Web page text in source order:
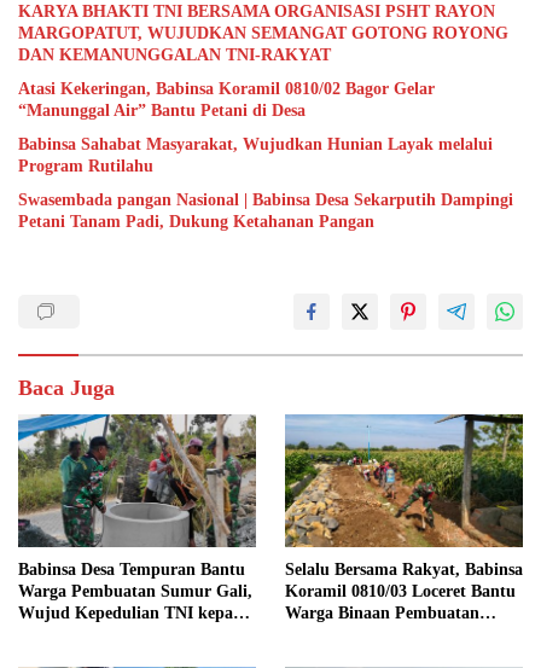
KARYA BHAKTI TNI BERSAMA ORGANISASI PSHT RAYON
MARGOPATUT, WUJUDKAN SEMANGAT GOTONG ROYONG
DAN KEMANUNGGALAN TNI-RAKYAT
Atasi Kekeringan, Babinsa Koramil 0810/02 Bagor Gelar
“Manunggal Air” Bantu Petani di Desa
Babinsa Sahabat Masyarakat, Wujudkan Hunian Layak melalui
Program Rutilahu
Swasembada pangan Nasional | Babinsa Desa Sekarputih Dampingi
Petani Tanam Padi, Dukung Ketahanan Pangan
Baca Juga
Babinsa Desa Tempuran Bantu
Warga Pembuatan Sumur Gali,
Wujud Kepedulian TNI kepada
Selalu Bersama Rakyat, Babinsa
Koramil 0810/03 Loceret Bantu
Warga Binaan Pembuatan